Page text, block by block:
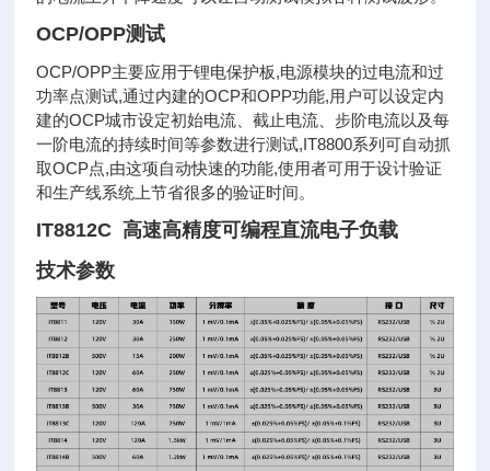
OCP/OPP测试
OCP/OPP主要应用于锂电保护板,电源模块的过电流和过
功率点测试,通过内建的OCP和OPP功能,用户可以设定内
建的OCP城市设定初始电流、截止电流、步阶电流以及每
一阶电流的持续时间等参数进行测试,IT8800系列可自动抓
取OCP点,由这项自动快速的功能,使用者可用于设计验证
和生产线系统上节省很多的验证时间。
IT8812C 高速高精度可编程直流电子负载
技术参数